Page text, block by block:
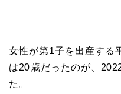
女性が第1子を出産する
は20歳だったのが、
た。